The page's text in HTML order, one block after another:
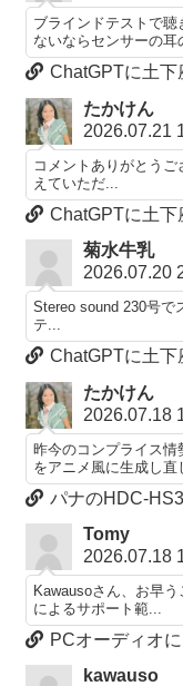
ブラインドテストで
ないならセンサーの耳
ChatGPTに土下
たかけん
2026.07.21
コメントありがとう
えていただ...
ChatGPTに土下
菊水牛乳
2026.07.20
Stereo sound 230号
テ...
ChatGPTに土下
たかけん
2026.07.18
昨今のコンプライス情
をアニメ風に生成し直
パナのHDC-
Tomy
2026.07.18
Kawausoさん、お早
によるサポート範...
PCオーディオ
kawauso